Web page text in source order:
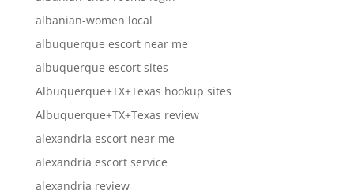
albanian-women local
albuquerque escort near me
albuquerque escort sites
Albuquerque+TX+Texas hookup sites
Albuquerque+TX+Texas review
alexandria escort near me
alexandria escort service
alexandria review